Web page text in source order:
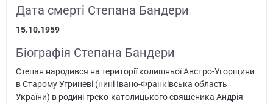
Дата смерті Степана Бандери
15.10.1959
Біографія Степана Бандери
Степан народився на території колишньої Австро-Угорщини
в Старому Угриневі (нині Івано-Франківська область
України) в родині греко-католицького священика Андрія